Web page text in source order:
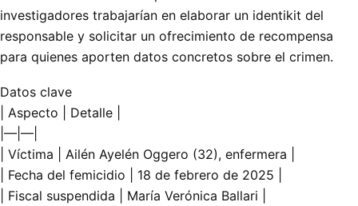
investigadores trabajarían en elaborar un identikit del
responsable y solicitar un ofrecimiento de recompensa
para quienes aporten datos concretos sobre el crimen.
Datos clave
| Aspecto | Detalle |
|—|—|
| Víctima | Ailén Ayelén Oggero (32), enfermera |
| Fecha del femicidio | 18 de febrero de 2025 |
| Fiscal suspendida | María Verónica Ballari |